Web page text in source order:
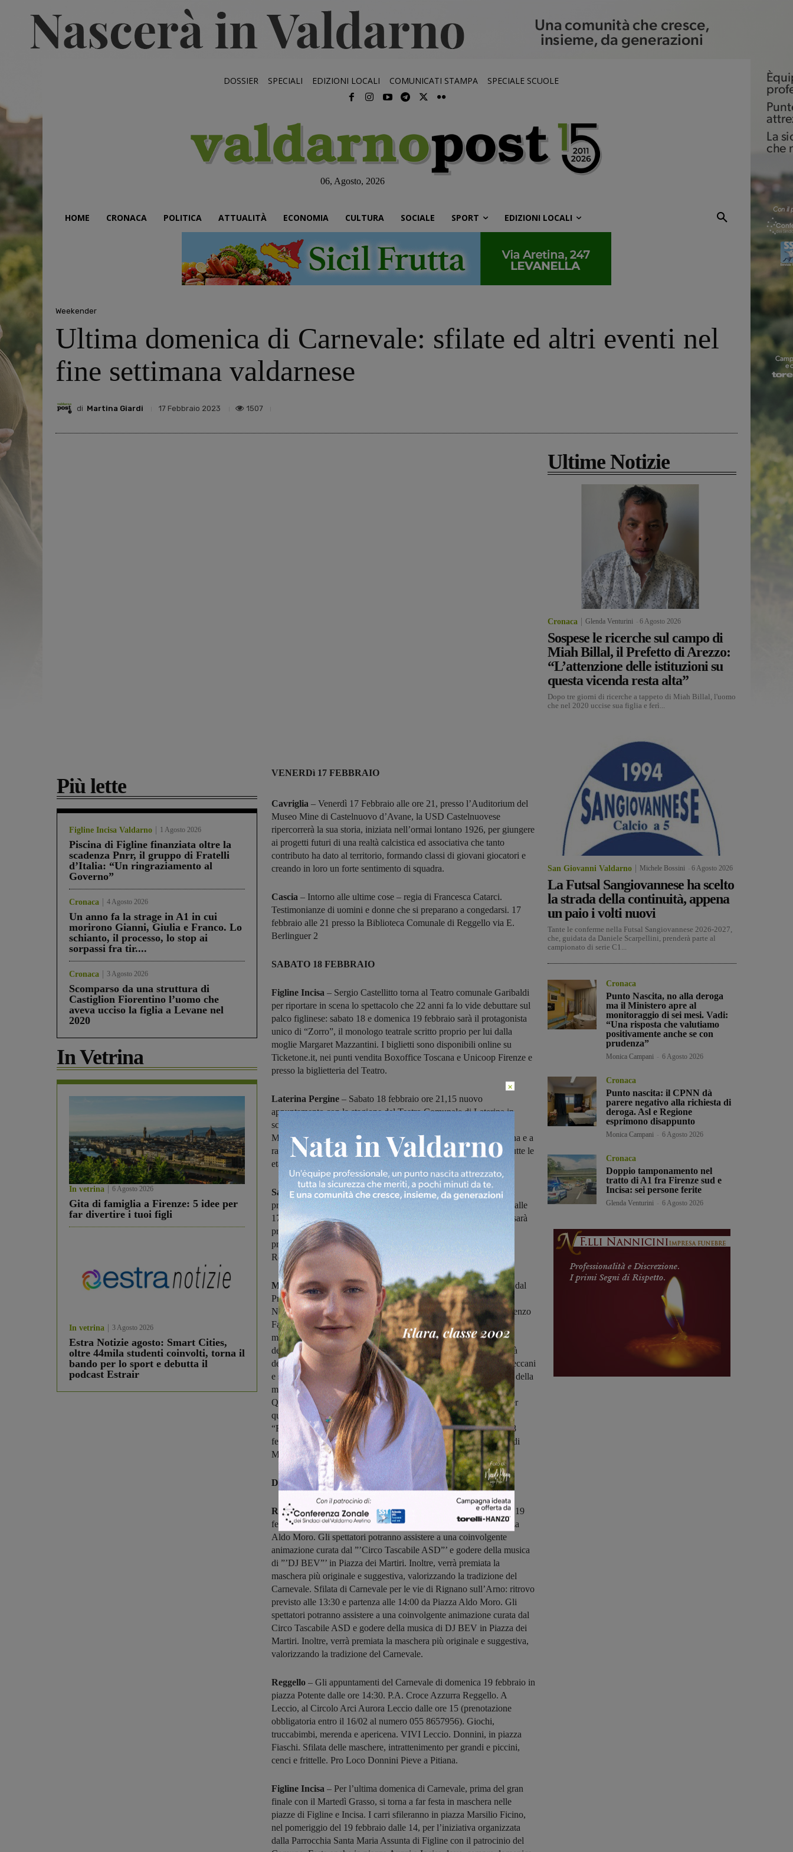
DOSSIER SPECIALI EDIZIONI LOCALI COMUNICATI STAMPA SPECIALE SCUOLE
06, Agosto, 2026
HOME CRONACA POLITICA ATTUALITÀ ECONOMIA CULTURA SOCIALE SPORT EDIZIONI LOCALI
Weekender
Ultima domenica di Carnevale: sfilate ed altri eventi nel
fine settimana valdarnese
di Martina Giardi 17 Febbraio 2023 1507
Più lette
Figline Incisa Valdarno 1 Agosto 2026
Piscina di Figline finanziata oltre la
scadenza Pnrr, il gruppo di Fratelli
d’Italia: “Un ringraziamento al
Governo”
Cronaca 4 Agosto 2026
Un anno fa la strage in A1 in cui
morirono Gianni, Giulia e Franco. Lo
schianto, il processo, lo stop ai
sorpassi fra tir....
Cronaca 3 Agosto 2026
Scomparso da una struttura di
Castiglion Fiorentino l’uomo che
aveva ucciso la figlia a Levane nel
2020
In Vetrina
In vetrina 6 Agosto 2026
Gita di famiglia a Firenze: 5 idee per
far divertire i tuoi figli
In vetrina 3 Agosto 2026
Estra Notizie agosto: Smart Cities,
oltre 44mila studenti coinvolti, torna il
bando per lo sport e debutta il
podcast Estrair
VENERDì 17 FEBBRAIO
Cavriglia – Venerdì 17 Febbraio alle ore 21, presso l’Auditorium del
Museo Mine di Castelnuovo d’Avane, la USD Castelnuovese
ripercorrerà la sua storia, iniziata nell’ormai lontano 1926, per giungere
ai progetti futuri di una realtà calcistica ed associativa che tanto
contributo ha dato al territorio, formando classi di giovani giocatori e
creando in loro un forte sentimento di squadra.
Cascia – Intorno alle ultime cose – regia di Francesca Catarci.
Testimonianze di uomini e donne che si preparano a congedarsi. 17
febbraio alle 21 presso la Biblioteca Comunale di Reggello via E.
Berlinguer 2
SABATO 18 FEBBRAIO
Figline Incisa – Sergio Castellitto torna al Teatro comunale Garibaldi
per riportare in scena lo spettacolo che 22 anni fa lo vide debuttare sul
palco figlinese: sabato 18 e domenica 19 febbraio sarà il protagonista
unico di “Zorro”, il monologo teatrale scritto proprio per lui dalla
moglie Margaret Mazzantini. I biglietti sono disponibili online su
Ticketone.it, nei punti vendita Boxoffice Toscana e Unicoop Firenze e
presso la biglietteria del Teatro.
Laterina Pergine – Sabato 18 febbraio ore 21,15 nuovo
appuntamento con la stagione delTeatro Comunale di Laterinain
scena “Pierino e il Lupo, evoluzione e involuzione” sul palco il
Maestro Orio Odori con la Filarmonica G. Verdi di Loro Ciuffenna e a
raccontare la storia Riccardo Vannelli in uno spettacolo adatto a tutte le
età, sarà motivo di divertimento sia per i piccoli che per gli adulti.
San Giovanni– Nell’ambito delle iniziative della rassegna per la
promozione della lettura Le Piazze del Sapere, sabato18 febbraio alle
17,30 a Palomar, la casa della cultura di San Giovanni Valdarno, sarà
presentato il libro di Alessandro Giuseppe Tedesco. A seguire la
proiezione del cortometraggio “Sinassi” per la regia di Manola
Rosadini.
Montevarchi– Giro di boa per le conferenze su Raffaello curate dal
Prof. Antonio
Natali. Il prossimo appuntamento vedrà protagonista il Prof. Vincenzo
Farinella, uno dei
massimi studiosi europei di Raffaello. Docente ordinario di Storia
dell’Arte moderna e Iconologia e Iconografia presso all’Università
degli Studi di Pisa, ha curato la monografia su Raffaello per la Treccani
e soprattutto è stato co-curatore della mostra del cinquecentenario della
morte del pittore marchigiano allestita nel 2020 alle Scuderie del
Quirinale. I suoi studi riguardano anche l’Archeologia: proprio per
questo il Prof. Natali, lo ha voluto impegnare nella conferenza
“Raffaello pittore e archeologo”. L’appuntamento è per sabato 18
febbraio alle 16.30 nella sala grande del Circolo ARCI Rinascita di
Montevarchi.
DOMENICA 19 FEBBRAIO
Rignano– Quest’anno, la sfilata del Carnevale si terrà domenica 19
febbraio, ritrovo previsto alle 13:30 e partenza alle 14:00 da Piazza
Aldo Moro. Gli spettatori potranno assistere a una coinvolgente
animazione curata dal ”’Circo Tascabile ASD”’ e godere della musica
di ”’DJ BEV”’ in Piazza dei Martiri. Inoltre, verrà premiata la
maschera più originale e suggestiva, valorizzando la tradizione del
Carnevale. Sfilata di Carnevale per le vie di Rignano sull’Arno: ritrovo
previsto alle 13:30 e partenza alle 14:00 da Piazza Aldo Moro. Gli
spettatori potranno assistere a una coinvolgente animazione curata dal
Circo Tascabile ASD e godere della musica di DJ BEV in Piazza dei
Martiri. Inoltre, verrà premiata la maschera più originale e suggestiva,
valorizzando la tradizione del Carnevale.
Reggello – Gli appuntamenti del Carnevale di domenica 19 febbraio in
piazza Potente dalle ore 14:30. P.A. Croce Azzurra Reggello. A
Leccio, al Circolo Arci Aurora Leccio dalle ore 15 (prenotazione
obbligatoria entro il 16/02 al numero 055 8657956). Giochi,
truccabimbi, merenda e apericena. VIVI Leccio. Donnini, in piazza
Fiaschi. Sfilata delle maschere, intrattenimento per grandi e piccini,
cenci e frittelle. Pro Loco Donnini Pieve a Pitiana.
Figline Incisa – Per l’ultima domenica di Carnevale, prima del gran
finale con il Martedì Grasso, si torna a far festa in maschera nelle
piazze di Figline e Incisa. I carri sfileranno in piazza Marsilio Ficino,
nel pomeriggio del 19 febbraio dalle 14, per l’iniziativa organizzata
dalla Parrocchia Santa Maria Assunta di Figline con il patrocinio del
Ultime Notizie
Cronaca Glenda Venturini 6 Agosto 2026
Sospese le ricerche sul campo di
Miah Billal, il Prefetto di Arezzo:
“L’attenzione delle istituzioni su
questa vicenda resta alta”
Dopo tre giorni di ricerche a tappeto di Miah Billal, l'uomo
che nel 2020 uccise sua figlia e ferì...
San Giovanni Valdarno Michele Bossini 6 Agosto 2026
La Futsal Sangiovannese ha scelto
la strada della continuità, appena
un paio i volti nuovi
Tante le conferme nella Futsal Sangiovannese 2026-2027,
che, guidata da Daniele Scarpellini, prenderà parte al
campionato di serie C1...
Cronaca
Punto Nascita, no alla deroga
ma il Ministero apre al
monitoraggio di sei mesi. Vadi:
“Una risposta che valutiamo
positivamente anche se con
prudenza”
Monica Campani 6 Agosto 2026
Cronaca
Punto nascita: il CPNN dà
parere negativo alla richiesta di
deroga. Asl e Regione
esprimono disappunto
Monica Campani 6 Agosto 2026
Cronaca
Doppio tamponamento nel
tratto di A1 fra Firenze sud e
Incisa: sei persone ferite
Glenda Venturini 6 Agosto 2026
×